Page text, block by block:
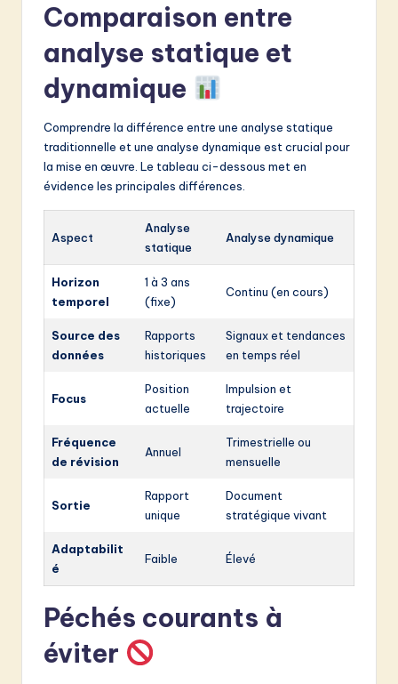
Comparaison entre
analyse statique et
dynamique
Comprendre la différence entre une analyse statique
traditionnelle et une analyse dynamique est crucial pour
la mise en œuvre. Le tableau ci-dessous met en
évidence les principales différences.
Aspect
Analyse
statique
Analyse dynamique
Horizon
temporel
1 à 3 ans
(fixe)
Continu (en cours)
Source des
données
Rapports
historiques
Signaux et tendances
en temps réel
Focus
Position
actuelle
Impulsion et
trajectoire
Fréquence
de révision
Annuel
Trimestrielle ou
mensuelle
Sortie
Rapport
unique
Document
stratégique vivant
Adaptabilit
é
Faible Élevé
Péchés courants à
éviter